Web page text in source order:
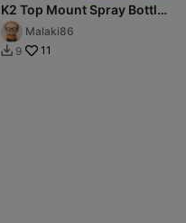
K2 Top Mount Spray Bottle
HolderMalaki86
 9 11